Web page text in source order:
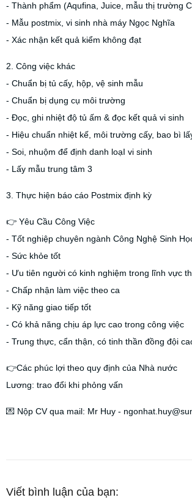
- Thành phẩm (Aqufina, Juice, mẫu thị trường
- Mẫu postmix, vi sinh nhà máy Ngọc Nghĩa
- Xác nhận kết quả kiểm không đạt
2. Công việc khác
- Chuẩn bị tủ cấy, hộp, vệ sinh mẫu
- Chuẩn bị dụng cụ môi trường
- Đọc, ghi nhiệt độ tủ ấm & đọc kết quả vi sinh
- Hiệu chuẩn nhiệt kế, môi trường cấy, bao bì
- Soi, nhuộm để định danh loạI vi sinh
- Lấy mẫu trung tâm 3
3. Thực hiện báo cáo Postmix định kỳ
👉 Yêu Cầu Công Việc
- Tốt nghiệp chuyên ngành Công Nghệ Sinh
- Sức khỏe tốt
- Ưu tiên người có kinh nghiệm trong lĩnh vực
- Chấp nhận làm việc theo ca
- Kỹ năng giao tiếp tốt
- Có khả năng chịu áp lực cao trong công việc
- Trung thực, cẩn thận, có tinh thần đồng đội
👉Các phúc lợi theo quy định của Nhà nước
Lương: trao đổi khi phỏng vấn
💌 Nộp CV qua mail: Mr Huy -
Viết bình luận của bạn: